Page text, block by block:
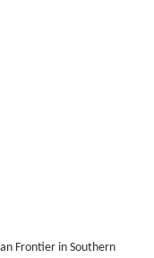
Frontier in Southern